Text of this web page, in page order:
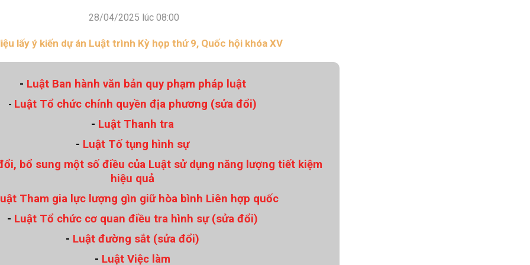
dựng Chính Sách, Pháp Luật
CON NGƯỜI XỨ NGHỆ
con người xứ Nghệ
Nghệ
NHÌN RA TỈNH BẠN, XÃ BẠN
thương hiệu
LIÊN KẾT NGOÀI
Youtube ĐBND tỉnh Nghệ An
Fanpage ĐBND tỉnh Nghệ An
Cổng thông tin điện tử tỉnh Nghệ An
Cổng thông tin điện tử Quốc hội
Cơ sở dữ liệu quốc gia về văn bản pháp
28/04/2025 lúc 08:00
lấy ý kiến dự án Luật trình Kỳ họp thứ 9, Quốc hội khóa XV
- Luật Ban hành văn bản quy phạm pháp luật
- Luật Tổ chức chính quyền địa phương (sửa đổi)
- Luật Thanh tra
- Luật Tố tụng hình sự
bổ sung một số điều của Luật sử dụng năng lượng tiết kiệm
hiệu quả
Tham gia lực lượng gìn giữ hòa bình Liên hợp quốc
- Luật Tổ chức cơ quan điều tra hình sự (sửa đổi)
- Luật đường sắt (sửa đổi)
- Luật Việc làm